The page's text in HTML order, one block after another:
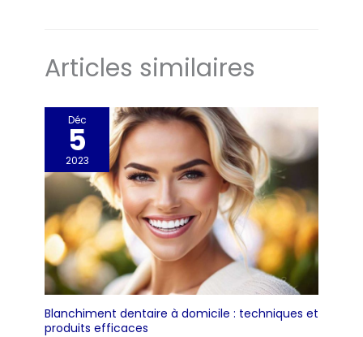
Articles similaires
Déc
5
2023
Blanchiment dentaire à domicile : techniques et
produits efficaces